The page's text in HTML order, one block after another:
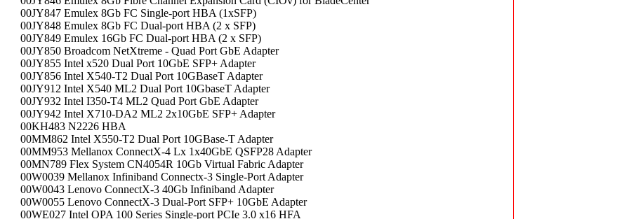
00JY847 Emulex 8Gb FC Single-port HBA (1xSFP)
00JY848 Emulex 8Gb FC Dual-port HBA (2 x SFP)
00JY849 Emulex 16Gb FC Dual-port HBA (2 x SFP)
00JY850 Broadcom NetXtreme - Quad Port GbE Adapter
00JY855 Intel x520 Dual Port 10GbE SFP+ Adapter
00JY856 Intel X540-T2 Dual Port 10GBaseT Adapter
00JY912 Intel X540 ML2 Dual Port 10GbaseT Adapter
00JY932 Intel I350-T4 ML2 Quad Port GbE Adapter
00JY942 Intel X710-DA2 ML2 2x10GbE SFP+ Adapter
00KH483 N2226 HBA
00MM862 Intel X550-T2 Dual Port 10GBase-T Adapter
00MM953 Mellanox ConnectX-4 Lx 1x40GbE QSFP28 Adapter
00MN789 Flex System CN4054R 10Gb Virtual Fabric Adapter
00W0039 Mellanox Infiniband Connectx-3 Single-Port Adapter
00W0043 Lenovo ConnectX-3 40Gb Infiniband Adapter
00W0055 Lenovo ConnectX-3 Dual-Port SFP+ 10GbE Adapter
00WE027 Intel OPA 100 Series Single-port PCIe 3.0 x16 HFA